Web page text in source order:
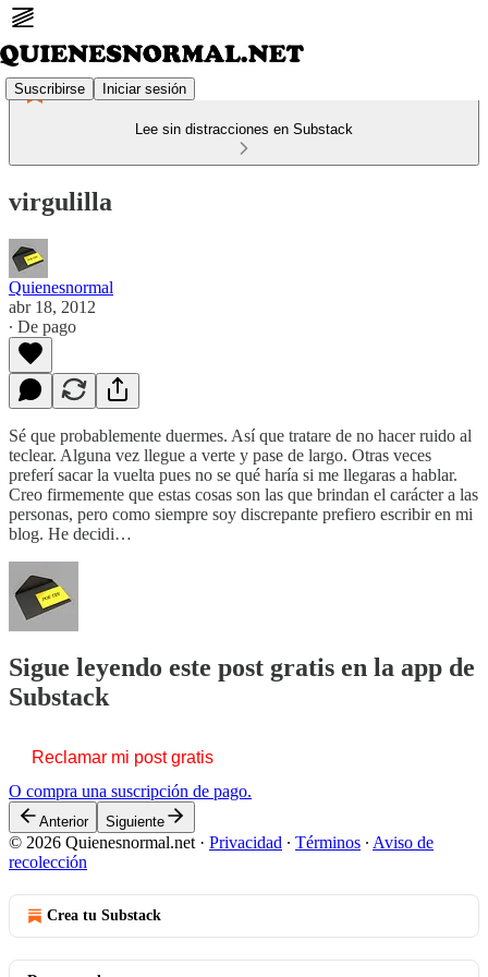
Suscribirse Iniciar sesión
Lee sin distracciones en Substack
virgulilla
Quienesnormal
abr 18, 2012
∙ De pago
Sé que probablemente duermes. Así que tratare de no hacer ruido al
teclear. Alguna vez llegue a verte y pase de largo. Otras veces
preferí sacar la vuelta pues no se qué haría si me llegaras a hablar.
Creo firmemente que estas cosas son las que brindan el carácter a las
personas, pero como siempre soy discrepante prefiero escribir en mi
blog. He decidi…
Sigue leyendo este post gratis en la app de
Substack
Reclamar mi post gratis
O compra una suscripción de pago.
Anterior Siguiente
© 2026 Quienesnormal.net · Privacidad ∙ Términos ∙ Aviso de
recolección
Crea tu Substack